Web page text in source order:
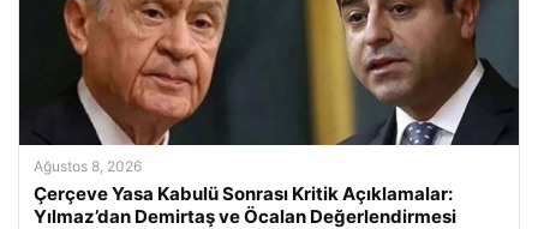
Ağustos 8, 2026
Çerçeve Yasa Kabulü Sonrası Kritik Açıklamalar:
Yılmaz’dan Demirtaş ve Öcalan Değerlendirmesi